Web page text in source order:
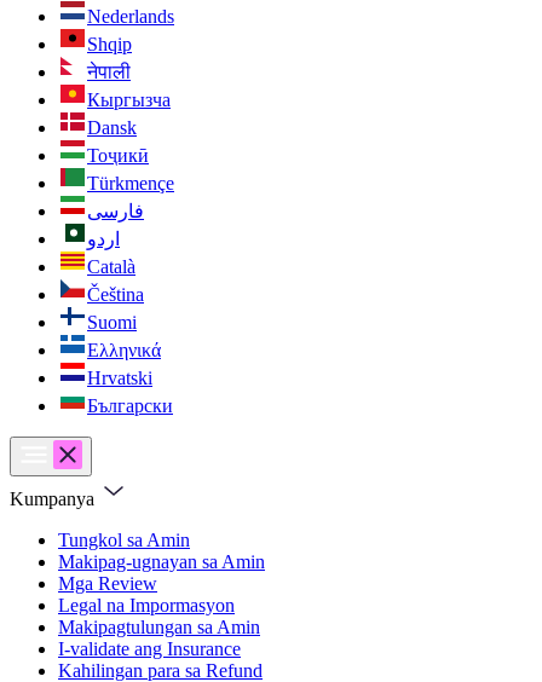
Nederlands
Shqip
नेपाली
Кыргызча
Dansk
Тоҷикӣ
Türkmençe
فارسی
اردو
Català
Čeština
Suomi
Ελληνικά
Hrvatski
Български
Kumpanya
Tungkol sa Amin
Makipag-ugnayan sa Amin
Mga Review
Legal na Impormasyon
Makipagtulungan sa Amin
I-validate ang Insurance
Kahilingan para sa Refund